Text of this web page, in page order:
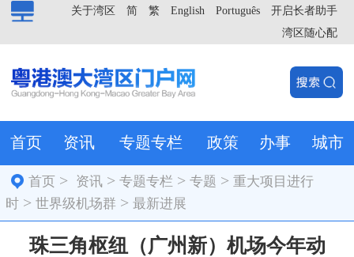
开启长者助手
Português
English
繁
简
关于湾区
湾区随心配
首页 资讯 专题专栏 政策 办事 城市
首页 > 资讯 >专题专栏 >专题 >重大项目进行
时 > 世界级机场群 > 最新进展
珠三角枢纽（广州新）机场今年动